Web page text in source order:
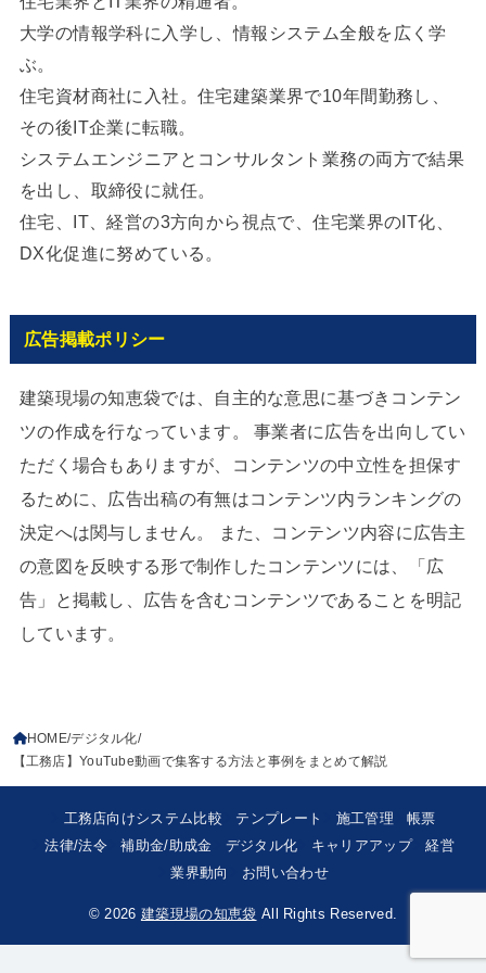
大学の情報学科に入学し、情報システム全般を広く学
ぶ。
住宅資材商社に入社。住宅建築業界で10年間勤務し、
その後IT企業に転職。
システムエンジニアとコンサルタント業務の両方で結果
を出し、取締役に就任。
住宅、IT、経営の3方向から視点で、住宅業界のIT化、
DX化促進に努めている。
広告掲載ポリシー
建築現場の知恵袋では、自主的な意思に基づきコンテン
ツの作成を行なっています。 事業者に広告を出向してい
ただく場合もありますが、コンテンツの中立性を担保す
るために、広告出稿の有無はコンテンツ内ランキングの
決定へは関与しません。 また、コンテンツ内容に広告主
の意図を反映する形で制作したコンテンツには、「広
告」と掲載し、広告を含むコンテンツであることを明記
しています。
HOME デジタル化
【工務店】YouTube動画で集客する方法と事例をまとめて解説
工務店向けシステム比較 テンプレート 施工管理
帳票
法律/法令
補助金/助成金 デジタル化 キャリアアップ
経営
業界動向
お問い合わせ
© 2026 建築現場の知恵袋 All Rights Reserved.